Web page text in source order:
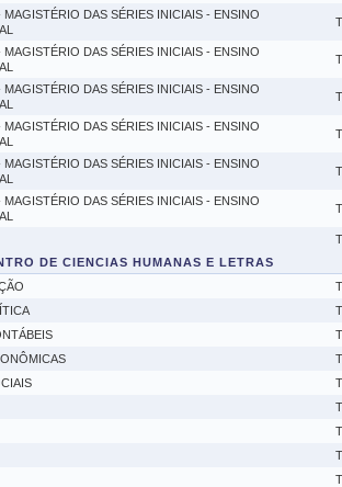
MAGISTÉRIO DAS SÉRIES INICIAIS - ENSINO
MAGISTÉRIO DAS SÉRIES INICIAIS - ENSINO
MAGISTÉRIO DAS SÉRIES INICIAIS - ENSINO
MAGISTÉRIO DAS SÉRIES INICIAIS - ENSINO
MAGISTÉRIO DAS SÉRIES INICIAIS - ENSINO
MAGISTÉRIO DAS SÉRIES INICIAIS - ENSINO
DE CIENCIAS HUMANAS E LETRAS